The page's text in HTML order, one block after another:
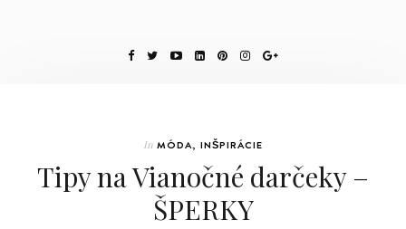
In MÓDA, INŠPIRÁCIE
Tipy na Vianočné darčeky –
ŠPERKY